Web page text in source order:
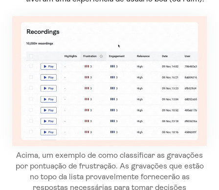
Acima, um exemplo de como classificar as gravações
por pontuação de frustração. As gravações que estão
no topo da lista provavelmente fornecerão as
respostas necessárias para tomar decisões